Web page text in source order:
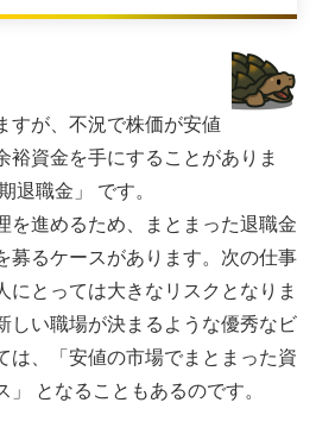
すが、不況で株価が安値
裕資金を手にすることがありま
退職金」 です。
を進めるため、まとまった退職金
募るケースがあります。次の仕事
にとっては大きなリスクとなりま
しい職場が決まるような優秀なビ
は、「安値の市場でまとまった資
となることもあるのです。